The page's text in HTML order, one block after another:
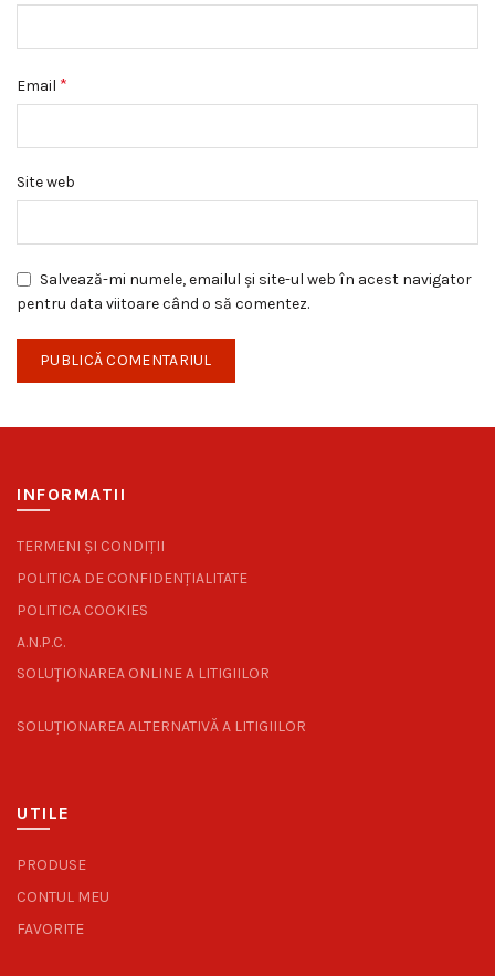
Email *
Site web
Salvează-mi numele, emailul și site-ul web în acest navigator
pentru data viitoare când o să comentez.
INFORMATII
TERMENI ȘI CONDIȚII
POLITICA DE CONFIDENȚIALITATE
POLITICA COOKIES
A.N.P.C.
SOLUȚIONAREA ONLINE A LITIGIILOR
SOLUȚIONAREA ALTERNATIVĂ A LITIGIILOR
UTILE
PRODUSE
CONTUL MEU
FAVORITE